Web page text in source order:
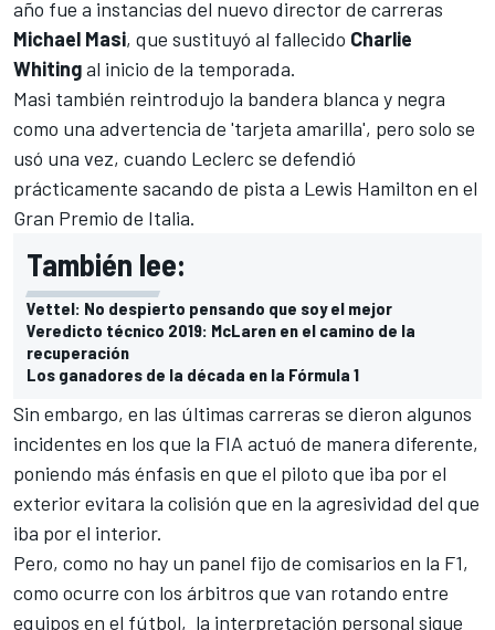
año fue a instancias del nuevo director de carreras
Michael Masi, que sustituyó al fallecido Charlie
Whitingal inicio de la temporada.
Masi también reintrodujo la bandera blanca y negra
como una advertencia de 'tarjeta amarilla', pero solo se
usó una vez, cuando Leclerc se defendió
prácticamente sacando de pista a Lewis Hamilton en el
Gran Premio de Italia.
También lee:
Vettel: No despierto pensando que soy el mejor
Veredicto técnico 2019: McLaren en el camino de la
recuperación
Los ganadores de la década en la Fórmula 1
Sin embargo, en las últimas carreras se dieron algunos
incidentes en los que la FIA actuó de manera diferente,
poniendo más énfasis en que el piloto que iba por el
exterior evitara la colisión que en la agresividad del que
iba por el interior.
Pero, como no hay un panel fijo de comisarios en la F1,
como ocurre con los árbitros que van rotando entre
equipos en el fútbol, ​ la interpretación personal sigue